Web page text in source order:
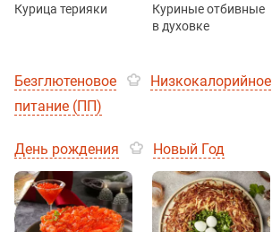
Курица терияки
Куриные отбивные
в духовке
Безглютеновое Низкокалорийное
питание (ПП)
День рождения Новый Год